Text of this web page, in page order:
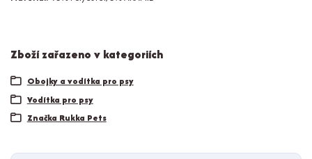
Zboží zařazeno v kategoriích
Obojky a vodítka pro psy
Vodítka pro psy
Značka Rukka Pets